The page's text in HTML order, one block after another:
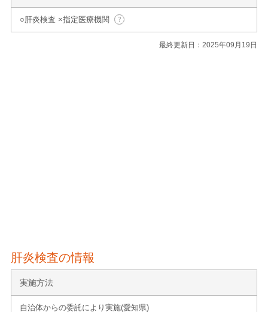
○肝炎検査 ×指定医療機関
最終更新日：2025年09月19日
肝炎検査の情報
実施方法
自治体からの委託により実施(愛知県)